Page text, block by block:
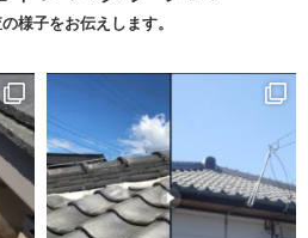
様子をお伝えします。